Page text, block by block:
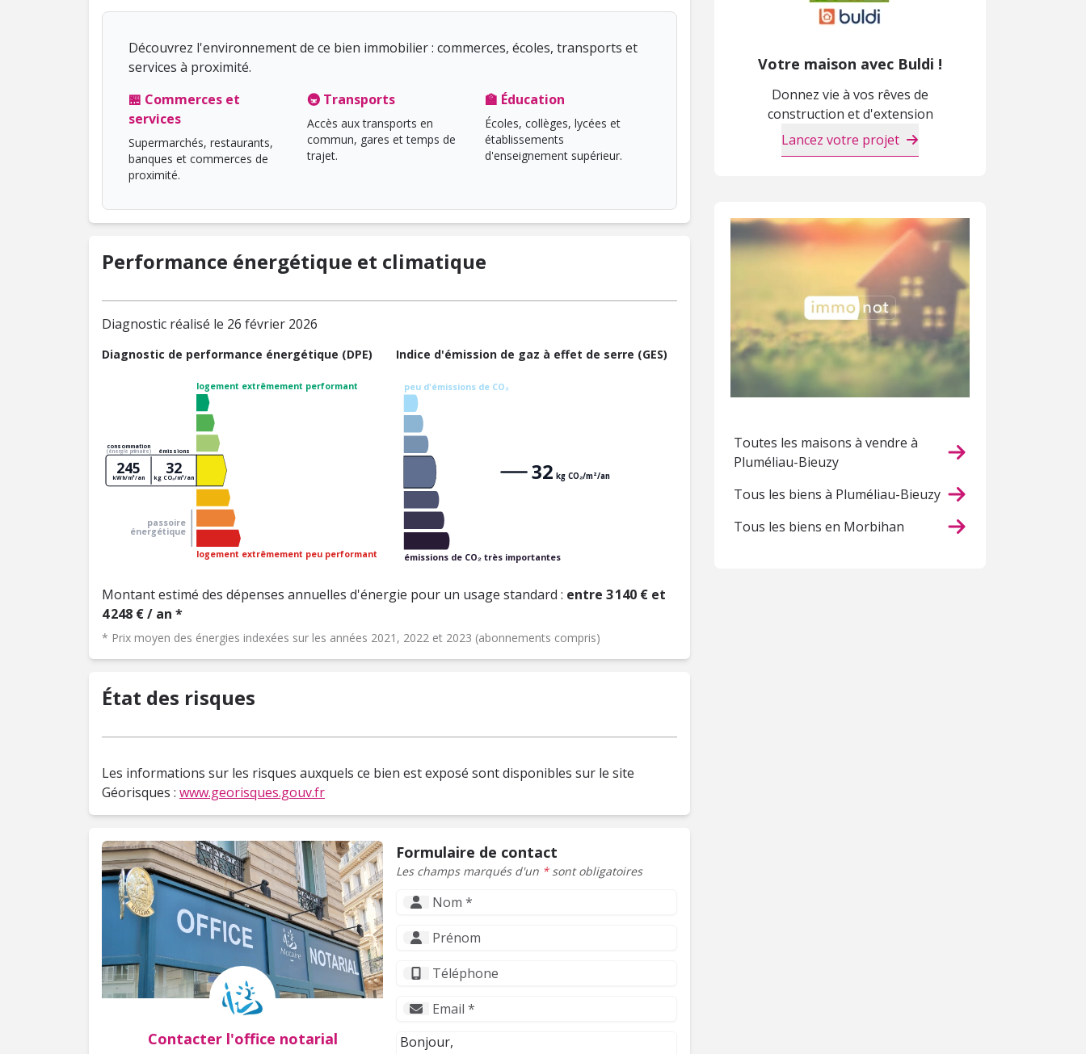
Découvrez l'environnement de ce bien immobilier : commerces, écoles, transports et
services à proximité.
🏪 Commerces et
services
Supermarchés, restaurants,
banques et commerces de
proximité.
🚇 Transports
Accès aux transports en
commun, gares et temps de
trajet.
🏫 Éducation
Écoles, collèges, lycées et
établissements
d'enseignement supérieur.
Performance énergétique et climatique
Diagnostic réalisé le 26 février 2026
Diagnostic de performance énergétique (DPE)
logement extrêmement performant
logement extrêmement peu performant
passoire
énergétique
consommation
(énergie primaire) émissions
245
kWh/m²/an
32
kg CO₂/m²/an
Indice d'émission de gaz à effet de serre (GES)
peu d'émissions de CO₂
émissions de CO₂ très importantes
32 kg CO₂/m²/an
Montant estimé des dépenses annuelles d'énergie pour un usage standard : entre 3 140 € et
4 248 € / an *
* Prix moyen des énergies indexées sur les années 2021, 2022 et 2023 (abonnements compris)
État des risques
Les informations sur les risques auxquels ce bien est exposé sont disponibles sur le site
Géorisques : www.georisques.gouv.fr
Contacter l'office notarial
Formulaire de contact
Les champs marqués d'un *sont obligatoires
Votre maison avec Buldi !
Donnez vie à vos rêves de
construction et d'extension
Lancez votre projet
Toutes les maisons à vendre à
Pluméliau-Bieuzy
Tous les biens à Pluméliau-Bieuzy
Tous les biens en Morbihan